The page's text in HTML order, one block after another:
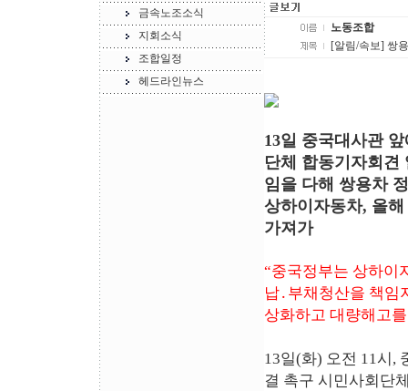
금속노조소식
지회소식
조합일정
헤드라인뉴스
노동조합
[알림/속보] 쌍
13일 중국대사관
단체 합동기자회
임을 다해 쌍용차
상하이자동차, 올
가져가
“중국정부는 상하이
납․부채청산을 책임
상화하고 대량해고
13일(화) 오전 11시,
결 촉구 시민사회단